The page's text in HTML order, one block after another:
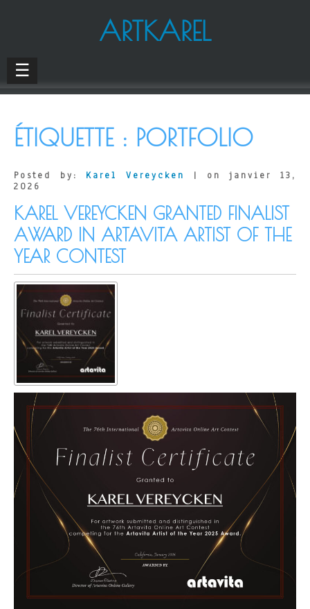
ARTKAREL
☰
ÉTIQUETTE : PORTFOLIO
Posted by: Karel Vereycken
| on janvier 13,
2026
KAREL VEREYCKEN GRANTED FINALIST
AWARD IN ARTAVITA ARTIST OF THE
YEAR CONTEST